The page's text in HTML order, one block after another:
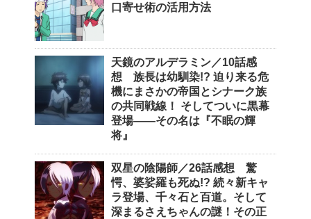
口寄せ術の活用方法
天鏡のアルデラミン／10話感
想 族長は幼馴染!? 迫り来る危
機にまさかの帝国とシナーク族
の共同戦線！ そしてついに黒幕
登場――その名は『不眠の輝
将』
双星の陰陽師／26話感想 驚
愕、婆娑羅も死ぬ!? 続々新キャ
ラ登場、千々石と百道。そして
深まるさえちゃんの謎！その正